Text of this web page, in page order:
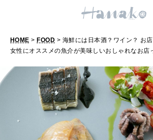
TRAVEL
どこ行く？
FORTUNE
明日のわたし
HOME > FOOD > 海鮮には日本酒？ワイン？ お
女性にオススメの魚介が美味しいおしゃれなお店